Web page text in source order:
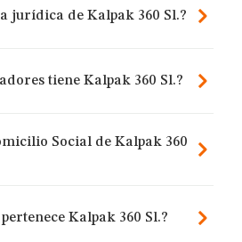
jurídica de Kalpak 360 Sl.?
tiene Kalpak 360 Sl.?
Social de Kalpak 360
Kalpak 360 Sl.?